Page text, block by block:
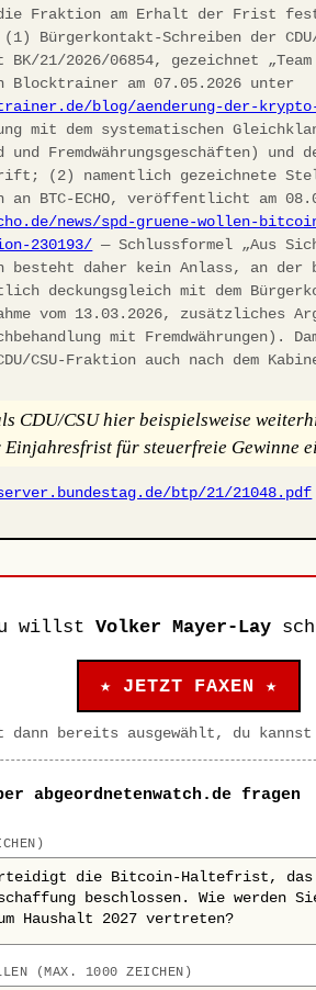
Fraktion am Erhalt der Frist
(1) Bürgerkontakt-Schreiben der
21/2026/06854, gezeichnet
am 07.05.2026 unter
blog/aenderung-der-
mit dem systematischen
Fremdwährungsgeschäften) und
(2) namentlich gezeichnete
an BTC-ECHO, veröffentlicht am
news/spd-gruene-wollen-
230193/ — Schlussformel „Aus
besteht daher kein Anlass, an der
deckungsgleich mit dem
vom 13.03.2026, zusätzliches
mit Fremdwährungen).
CSU-Fraktion auch nach dem
CDU/CSU hier beispielsweise
für steuerfreie Gewinne
btp/21/21048.pdf
willst Volker Mayer-Lay
★ JETZT FAXEN ★
dann bereits ausgewählt, du
abgeordnetenwatch.de fragen
(MAX. 1000 ZEICHEN)